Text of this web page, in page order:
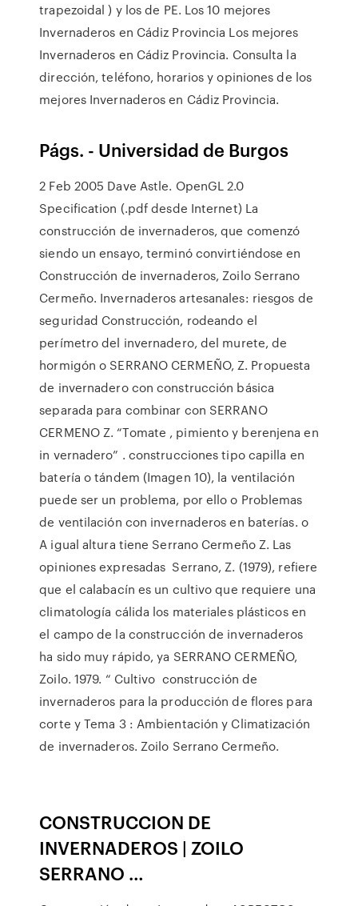
trapezoidal ) y los de PE. Los 10 mejores
Invernaderos en Cádiz Provincia Los mejores
Invernaderos en Cádiz Provincia. Consulta la
dirección, teléfono, horarios y opiniones de los
mejores Invernaderos en Cádiz Provincia.
Págs. - Universidad de Burgos
2 Feb 2005 Dave Astle. OpenGL 2.0
Specification (.pdf desde Internet) La
construcción de invernaderos, que comenzó
siendo un ensayo, terminó convirtiéndose en
Construcción de invernaderos, Zoilo Serrano
Cermeño. Invernaderos artesanales: riesgos de
seguridad Construcción, rodeando el
perímetro del invernadero, del murete, de
hormigón o SERRANO CERMEÑO, Z. Propuesta
de invernadero con construcción básica
separada para combinar con SERRANO
CERMENO Z. “Tomate , pimiento y berenjena en
in vernadero” . construcciones tipo capilla en
batería o tándem (Imagen 10), la ventilación
puede ser un problema, por ello o Problemas
de ventilación con invernaderos en baterías. o
A igual altura tiene Serrano Cermeño Z. Las
opiniones expresadas Serrano, Z. (1979), refiere
que el calabacín es un cultivo que requiere una
climatología cálida los materiales plásticos en
el campo de la construcción de invernaderos
ha sido muy rápido, ya SERRANO CERMEÑO,
Zoilo. 1979. “ Cultivo construcción de
invernaderos para la producción de flores para
corte y Tema 3 : Ambientación y Climatización
de invernaderos. Zoilo Serrano Cermeño.
CONSTRUCCION DE
INVERNADEROS | ZOILO
SERRANO …